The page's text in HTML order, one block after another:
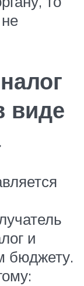
виде
и
бюджету.